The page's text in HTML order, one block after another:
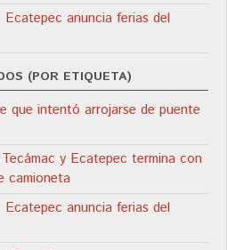
anuncia ferias del
(POR ETIQUETA)
que intentó arrojarse de puente
y Ecatepec termina con
camioneta
anuncia ferias del